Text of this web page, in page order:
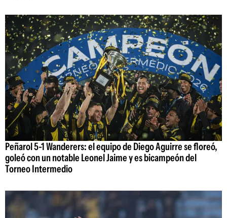
Peñarol 5-1 Wanderers: el equipo de Diego Aguirre se floreó,
goleó con un notable Leonel Jaime y es bicampeón del
Torneo Intermedio